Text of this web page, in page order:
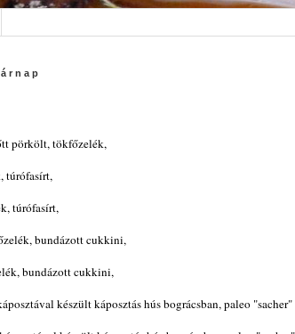
pörkölt, tökfőzelék,
túrófasírt,
túrófasírt,
bundázott cukkini,
bundázott cukkini,
készült káposztás hús bográcsban, paleo